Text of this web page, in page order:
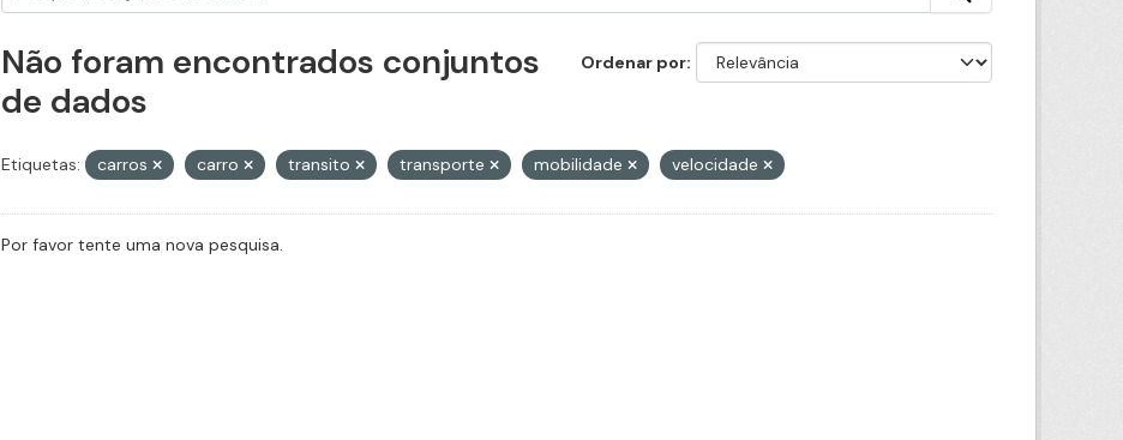
Ordenar por
Não foram encontrados conjuntos
de dados
Etiquetas: carros carro transito transporte mobilidade velocidade
Por favor tente uma nova pesquisa.